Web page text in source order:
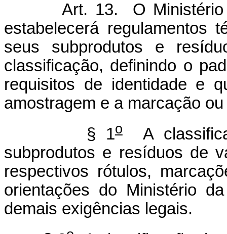
Art. 13. O Ministério da
estabelecerá regulamentos
seus subprodutos e
classificação, definindo o
requisitos de identidade e
amostragem e a marcação
§ 1oA
subprodutos e resíduos de
respectivos rótulos,
orientações do Ministério
demais exigências legais.